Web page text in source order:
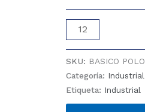
PLAYERA
POLO
cantidad
SKU: BASICO POLO
Categoría: Industrial
Etiqueta: Industrial